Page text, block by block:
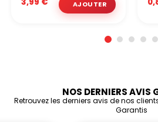
NOS DERNIERS AVIS
Retrouvez les derniers avis de nos
Garantis